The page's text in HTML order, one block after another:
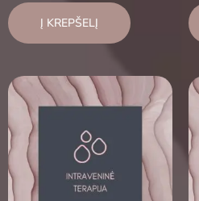
Į KREPŠELĮ